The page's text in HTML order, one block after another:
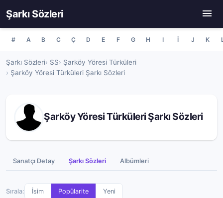
Şarkı Sözleri
# A B C Ç D E F G H I İ J K
Şarkı Sözleri SS
Şarköy Yöresi Türküleri
Şarköy Yöresi Türküleri Şarkı Sözleri
Şarköy Yöresi Türküleri Şarkı Sözleri
Sanatçı Detay Şarkı Sözleri Albümleri
Sırala: İsim Popülarite Yeni